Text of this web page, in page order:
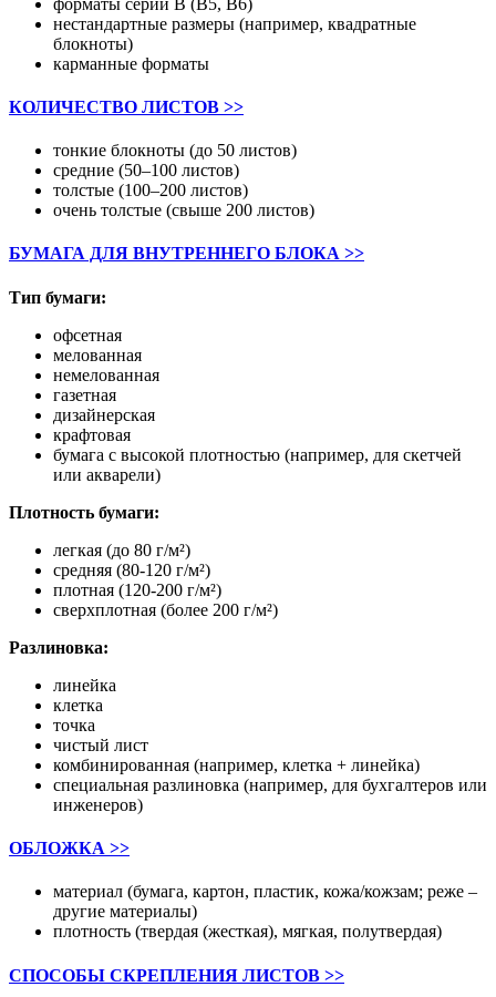
нестандартные размеры (например, квадратные
блокноты)
карманные форматы
КОЛИЧЕСТВО ЛИСТОВ >>
тонкие блокноты (до 50 листов)
средние (50–100 листов)
толстые (100–200 листов)
очень толстые (свыше 200 листов)
БУМАГА ДЛЯ ВНУТРЕННЕГО БЛОКА >>
Тип бумаги:
офсетная
мелованная
немелованная
газетная
дизайнерская
крафтовая
бумага с высокой плотностью (например, для скетчей
или акварели)
Плотность бумаги:
легкая (до 80 г/м²)
средняя (80-120 г/м²)
плотная (120-200 г/м²)
сверхплотная (более 200 г/м²)
Разлиновка:
линейка
клетка
точка
чистый лист
комбинированная (например, клетка + линейка)
специальная разлиновка (например, для бухгалтеров или
инженеров)
ОБЛОЖКА >>
материал (бумага, картон, пластик, кожа/кожзам; реже –
другие материалы)
плотность (твердая (жесткая), мягкая, полутвердая)
СПОСОБЫ СКРЕПЛЕНИЯ ЛИСТОВ >>